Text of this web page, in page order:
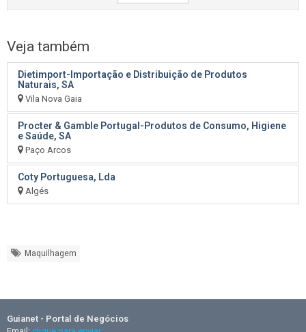
Veja também
Dietimport-Importação e Distribuição de Produtos
Naturais, SA
Vila Nova Gaia
Procter & Gamble Portugal-Produtos de Consumo, Higiene
e Saúde, SA
Paço Arcos
Coty Portuguesa, Lda
Algés
Maquilhagem
Guianet - Portal de Negócios